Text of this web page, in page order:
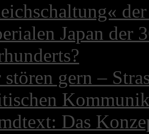
Japan der
gern –
Das